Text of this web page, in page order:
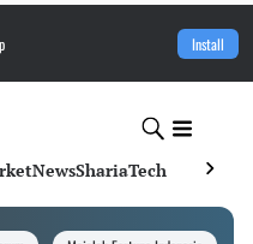
Install
NewsShariaTech